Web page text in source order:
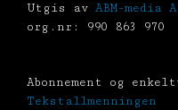
Utgis av ABM-media
org.nr: 990 863 970
Abonnement og
Tekstallmenningen